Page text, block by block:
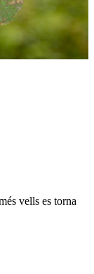
vells es torna